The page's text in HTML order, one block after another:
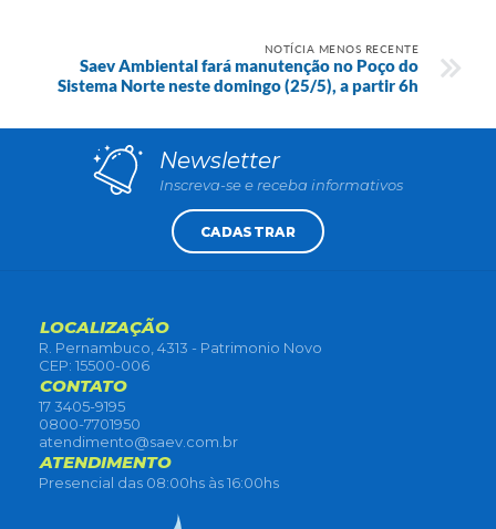
NOTÍCIA MENOS RECENTE
Saev Ambiental fará manutenção no Poço do
Sistema Norte neste domingo (25/5), a partir 6h
Newsletter
Inscreva-se e receba informativos
CADASTRAR
LOCALIZAÇÃO
R. Pernambuco, 4313 - Patrimonio Novo
CEP: 15500-006
CONTATO
17 3405-9195
0800-7701950
atendimento@saev.com.br
ATENDIMENTO
Presencial das 08:00hs às 16:00hs